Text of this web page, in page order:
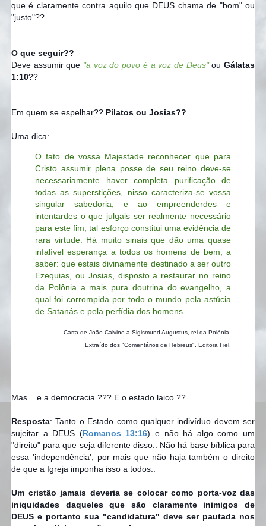
que é claramente contra aquilo que DEUS chama de "bom" ou
"justo"??
O que seguir??
Deve assumir que "a voz do povo é a voz de Deus"ouGálatas
1:10??
Em quem se espelhar?? Pilatos ou Josias??
Uma dica:
O fato de vossa Majestade reconhecer que para
Cristo assumir plena posse de seu reino deve-se
necessariamente haver completa purificação de
todas as superstições, nisso caracteriza-se vossa
singular sabedoria; e ao empreenderdes e
intentardes o que julgais ser realmente necessário
para este fim, tal esforço constitui uma evidência de
rara virtude. Há muito sinais que dão uma quase
infalível esperança a todos os homens de bem, a
saber: que estais divinamente destinado a ser outro
Ezequias, ou Josias, disposto a restaurar no reino
da Polônia a mais pura doutrina do evangelho, a
qual foi corrompida por todo o mundo pela astúcia
de Satanás e pela perfídia dos homens.
Carta de João Calvino a Sigismund Augustus, rei da Polônia.
Extraído dos "Comentários de Hebreus", Editora Fiel.
Mas... e a democracia ??? E o estado laico ??
Resposta: Tanto o Estado como qualquer indivíduo devem ser
sujeitar a DEUS (Romanos 13:16) e não há algo como um
"direito" para que seja diferente disso.. Não há base bíblica para
essa 'independência', por mais que não haja também o direito
de que a Igreja imponha isso a todos..
Um cristão jamais deveria se colocar como porta-voz das
iniquidades daqueles que são claramente inimigos de
DEUS e portanto sua "candidatura" deve ser pautada nos